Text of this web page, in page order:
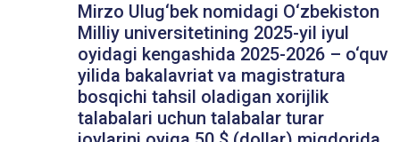
Mirzo Ulug‘bek nomidagi O‘zbekiston
Milliy universitetining 2025-yil iyul
oyidagi kengashida 2025-2026 – o‘quv
yilida bakalavriat va magistratura
bosqichi tahsil oladigan xorijlik
talabalari uchun talabalar turar